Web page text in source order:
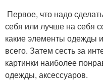
Первое, что надо
себя или лучше на себя
какие элементы одежды
всего. Затем сесть за
картинки наиболее
одежды, аксессуаров.